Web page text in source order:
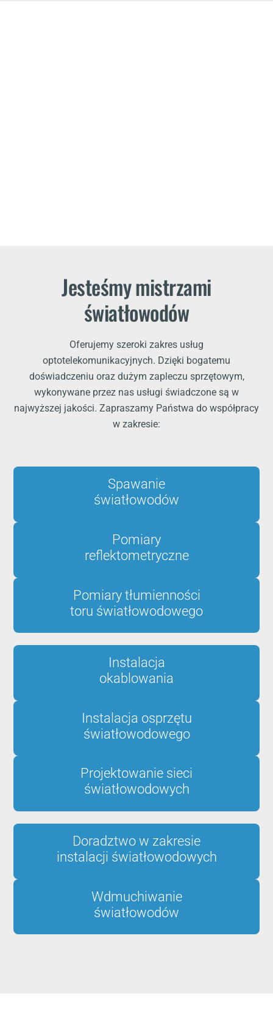
Jesteśmy mistrzami
światłowodów
Oferujemy szeroki zakres usług
optotelekomunikacyjnych. Dzięki bogatemu
doświadczeniu oraz dużym zapleczu sprzętowym,
wykonywane przez nas usługi świadczone są w
najwyższej jakości. Zapraszamy Państwa do współpracy
w zakresie:
Spawanie
światłowodów
Pomiary
reflektometryczne
Pomiary tłumienności
toru światłowodowego
Instalacja
okablowania
Instalacja osprzętu
światłowodowego
Projektowanie sieci
światłowodowych
Doradztwo w zakresie
instalacji światłowodowych
Wdmuchiwanie
światłowodów